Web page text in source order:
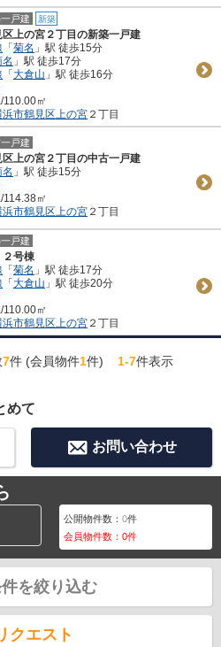
戸建 新築
上の宮２丁目の新築一戸建
「菊名 」駅 徒歩15分
」駅 徒歩17分
「大倉山 」駅 徒歩16分
110.00㎡
浜市鶴見区上の宮 ２丁目
戸建
上の宮２丁目の中古一戸建
」駅 徒歩15分
114.38㎡
浜市鶴見区上の宮 ２丁目
戸建
２号棟
「菊名 」駅 徒歩17分
「大倉山 」駅 徒歩20分
110.00㎡
浜市鶴見区上の宮 ２丁目
7件 (会員物件1件) 1-7件表示
めて
お問い合わせ
公開物件数：0件
会員物件数：0件
を絞り込む
クエスト